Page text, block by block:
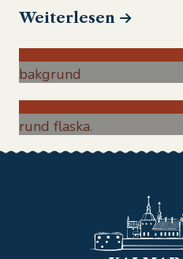
Weiterlesen
Alkemisten Astro